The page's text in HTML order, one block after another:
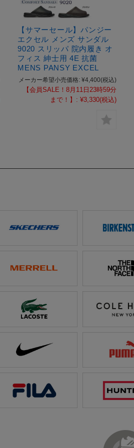
【サマーセール】パンジー
エクセル メンズ サンダル
9020 スリッパ 院内履き オ
フィス 紳士用 4E 抗菌
MENS PANSY EXCEL
メーカー希望小売価格: ¥4,400(税込)
【会員SALE！8月11日23時59分
まで！】: ¥3,330(税込)